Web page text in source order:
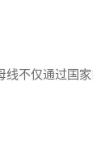
不仅通过国